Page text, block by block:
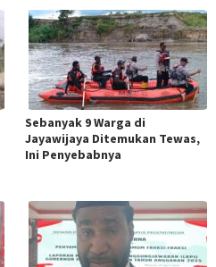
Sebanyak 9 Warga di
Jayawijaya Ditemukan Tewas,
Ini Penyebabnya